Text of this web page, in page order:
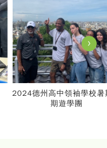
View Photo
2024德州高中領袖學校暑期短
期遊學團